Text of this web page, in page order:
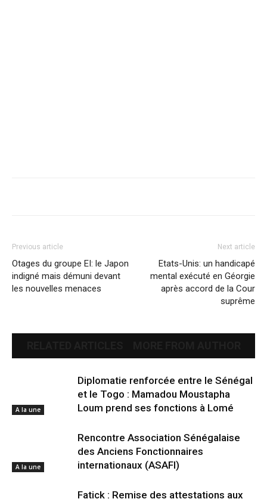
Previous article
Otages du groupe EI: le Japon
indigné mais démuni devant
les nouvelles menaces
Next article
Etats-Unis: un handicapé
mental exécuté en Géorgie
après accord de la Cour
suprême
A la une
Diplomatie renforcée entre le Sénégal
et le Togo : Mamadou Moustapha
Loum prend ses fonctions à Lomé
A la une
Rencontre Association Sénégalaise
des Anciens Fonctionnaires
internationaux (ASAFI)
Fatick : Remise des attestations aux